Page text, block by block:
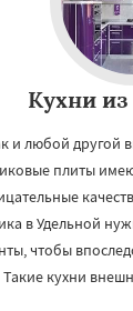
Кухни
и любой другой
плиты
в Удельной
чтобы
Такие кухни